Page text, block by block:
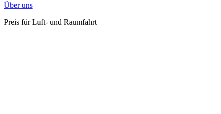
Über uns
Preis für Luft- und Raumfahrt